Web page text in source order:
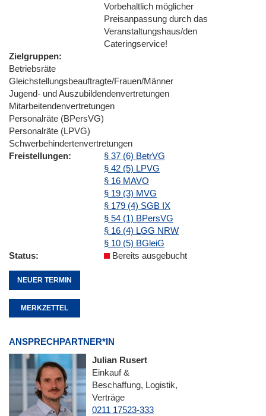
Vorbehaltlich möglicher
Preisanpassung durch das
Veranstaltungshaus/den
Cateringservice!
Zielgruppen
Betriebsräte
Gleichstellungsbeauftragte/Frauen/Männer
Jugend- und Auszubildendenvertretungen
Mitarbeitendenvertretungen
Personalräte (BPersVG)
Personalräte (LPVG)
Schwerbehindertenvertretungen
Freistellungen
§ 37 (6) BetrVG
§ 42 (5) LPVG
§ 16 MAVO
§ 19 (3) MVG
§ 179 (4) SGB IX
§ 54 (1) BPersVG
§ 16 (4) LGG NRW
§ 10 (5) BGleiG
Status
Bereits ausgebucht
NEUER TERMIN
MERKZETTEL
ANSPRECHPARTNER*IN
Julian Rusert
Einkauf &
Beschaffung, Logistik,
Verträge
0211 17523-333